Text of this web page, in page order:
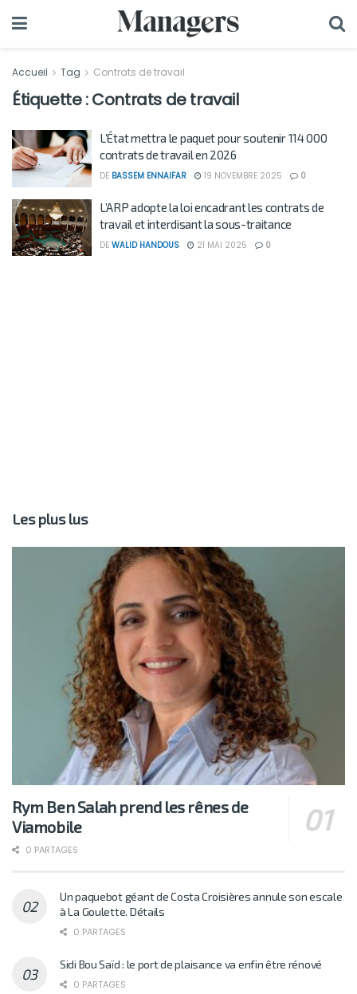
Accueil Tag Contrats de travail
Étiquette :Contrats de travail
L’État mettra le paquet pour soutenir 114 000
contrats de travail en 2026
DE BASSEM ENNAIFAR 19 NOVEMBRE 2025 0
L’ARP adopte la loi encadrant les contrats de
travail et interdisant la sous-traitance
DE WALID HANDOUS 21 MAI 2025 0
Les plus lus
Rym Ben Salah prend les rênes de
Viamobile
0 PARTAGES
Un paquebot géant de Costa Croisières annule son escale
à La Goulette. Détails
0 PARTAGES
Sidi Bou Saïd : le port de plaisance va enfin être rénové
0 PARTAGES